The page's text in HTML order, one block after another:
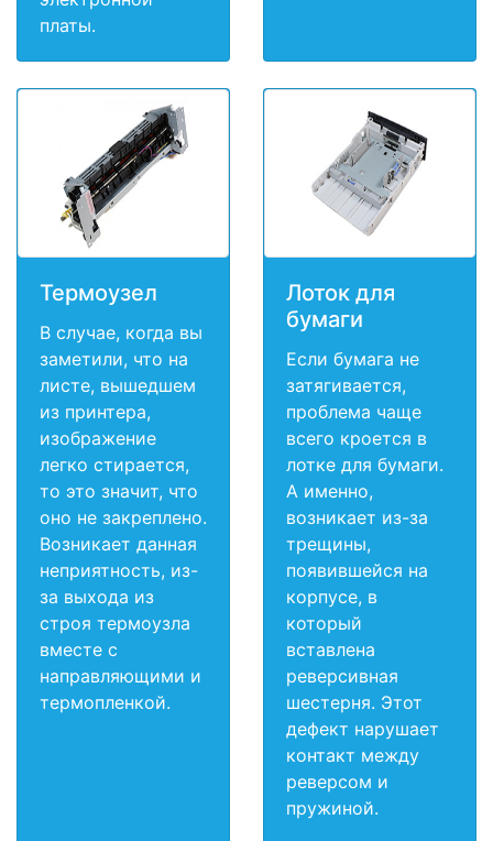
платы.
Термоузел
В случае, когда вы
заметили, что на
листе, вышедшем
из принтера,
изображение
легко стирается,
то это значит, что
оно не закреплено.
Возникает данная
неприятность, из-
за выхода из
строя термоузла
вместе с
направляющими и
термопленкой.
Лоток для
бумаги
Если бумага не
затягивается,
проблема чаще
всего кроется в
лотке для бумаги.
А именно,
возникает из-за
трещины,
появившейся на
корпусе, в
который
вставлена
реверсивная
шестерня. Этот
дефект нарушает
контакт между
реверсом и
пружиной.